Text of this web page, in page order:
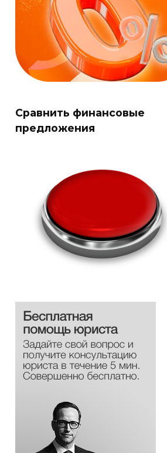
до 25 дней
Возраст:
от 18 до
Сравнить финансовые
предложения